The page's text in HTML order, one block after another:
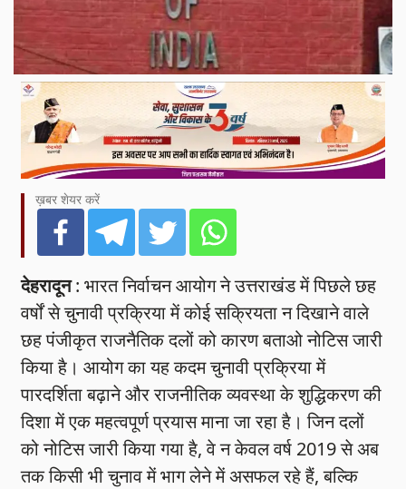
ख़बर शेयर करें
देहरादून: भारत निर्वाचन आयोग ने उत्तराखंड में पिछले छह
वर्षों से चुनावी प्रक्रिया में कोई सक्रियता न दिखाने वाले
छह पंजीकृत राजनैतिक दलों को कारण बताओ नोटिस जारी
किया है। आयोग का यह कदम चुनावी प्रक्रिया में
पारदर्शिता बढ़ाने और राजनीतिक व्यवस्था के शुद्धिकरण की
दिशा में एक महत्वपूर्ण प्रयास माना जा रहा है। जिन दलों
को नोटिस जारी किया गया है, वे न केवल वर्ष 2019 से अब
तक किसी भी चुनाव में भाग लेने में असफल रहे हैं, बल्कि